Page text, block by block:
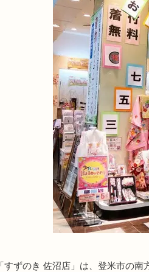
「すずのき 佐沼店」は、登米市の南